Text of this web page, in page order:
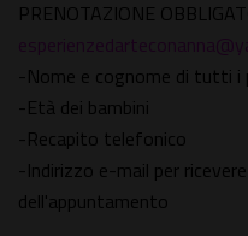
PRENOTAZIONE
-Nome e cognome di tutti i
-Età dei bambini
-Recapito telefonico
-Indirizzo e-mail per
dell'appuntamento